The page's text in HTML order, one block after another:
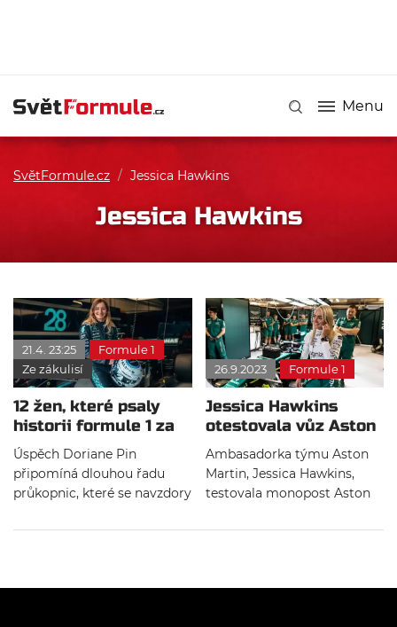
Menu
SvětFormule.cz / Jessica Hawkins
Jessica Hawkins
21.4. 23:25
Formule 1
Ze zákulisí
12 žen, které psaly
historii formule 1 za
volantem monopostů
Úspěch Doriane Pin
připomíná dlouhou řadu
průkopnic, které se navzdory
královně motorsportu – od
vývojové jezdkyně.
26.9.2023 Formule 1
Jessica Hawkins
otestovala vůz Aston
Martin z roku 2021
Ambasadorka týmu Aston
Martin, Jessica Hawkins,
testovala monopost Aston
tak první ženou, která usedla